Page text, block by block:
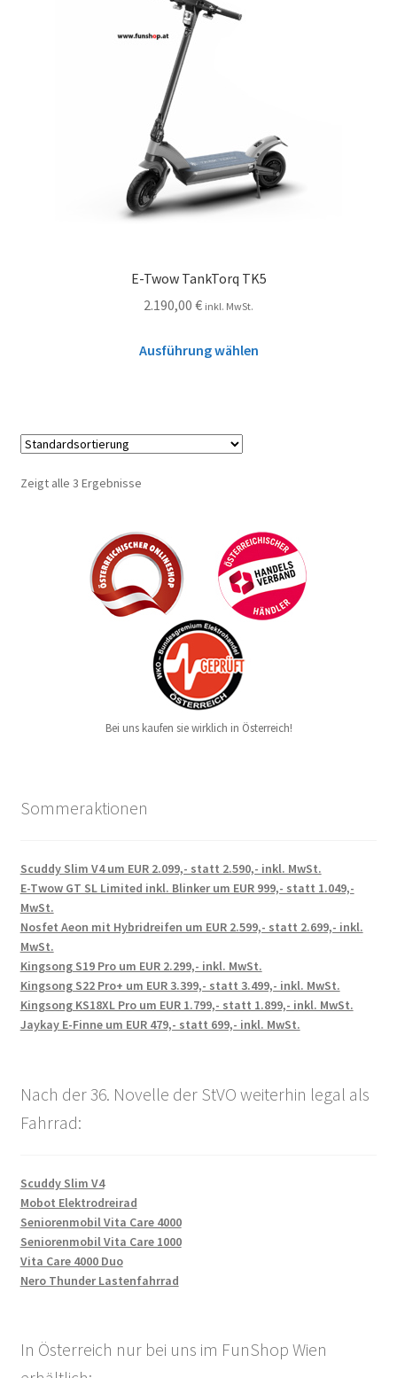
E-Twow TankTorq TK5
2.190,00 € inkl. MwSt.
Ausführung wählen
Zeigt alle 3 Ergebnisse
Bei uns kaufen sie wirklich in Österreich!
Sommeraktionen
Scuddy Slim V4 um EUR 2.099,- statt 2.590,- inkl. MwSt.
E-Twow GT SL Limited inkl. Blinker um EUR 999,- statt 1.049,-
MwSt.
Nosfet Aeon mit Hybridreifen um EUR 2.599,- statt 2.699,- inkl.
MwSt.
Kingsong S19 Pro um EUR 2.299,- inkl. MwSt.
Kingsong S22 Pro+ um EUR 3.399,- statt 3.499,- inkl. MwSt.
Kingsong KS18XL Pro um EUR 1.799,- statt 1.899,- inkl. MwSt.
Jaykay E-Finne um EUR 479,- statt 699,- inkl. MwSt.
Nach der 36. Novelle der StVO weiterhin legal als
Fahrrad:
Scuddy Slim V4
Mobot Elektrodreirad
Seniorenmobil Vita Care 4000
Seniorenmobil Vita Care 1000
Vita Care 4000 Duo
Nero Thunder Lastenfahrrad
In Österreich nur bei uns im FunShop Wien